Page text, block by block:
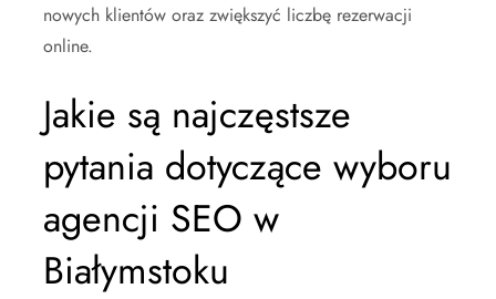
nowych klientów oraz zwiększyć liczbę rezerwacji
online.
Jakie są najczęstsze
pytania dotyczące wyboru
agencji SEO w
Białymstoku